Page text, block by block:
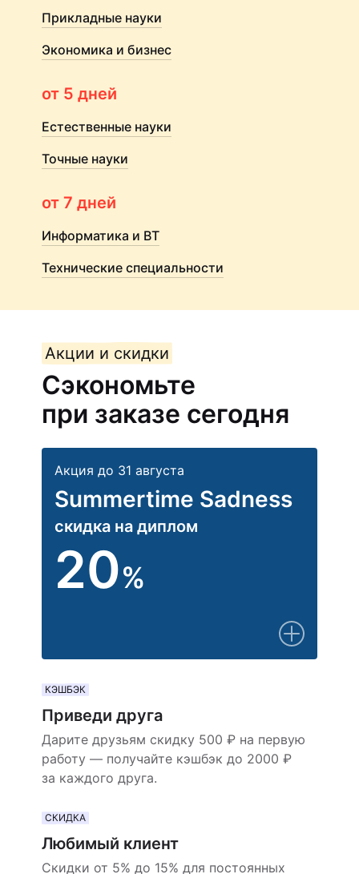
Прикладные науки
Экономика и бизнес
от 5 дней
Естественные науки
Точные науки
от 7 дней
Информатика и ВТ
Технические специальности
Акции и скидки
Сэкономьте
при заказе сегодня
Акция до 31 августа
Summertime Sadness
скидка на диплом
20%
КЭШБЭК
Приведи друга
Дарите друзьям скидку 500 ₽ на первую
работу — получайте кэшбэк до 2000 ₽
за каждого друга.
СКИДКА
Любимый клиент
Скидки от 5% до 15% для постоянных